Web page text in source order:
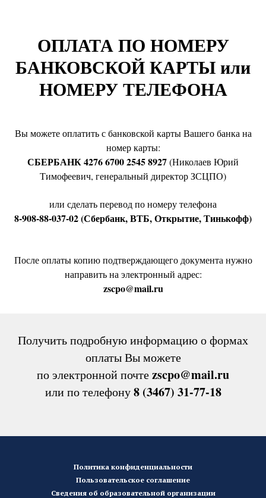
ОПЛАТА ПО НОМЕРУ
БАНКОВСКОЙ КАРТЫ или
НОМЕРУ ТЕЛЕФОНА
Вы можете оплатить с банковской карты Вашего банка на
номер карты:
СБЕРБАНК 4276 6700 2545 8927(Николаев Юрий
Тимофеевич, генеральный директор ЗСЦПО)
или сделать перевод по номеру телефона
8-908-88-037-02 (Сбербанк, ВТБ, Открытие, Тинькофф)
После оплаты копию подтверждающего документа нужно
направить на электронный адрес:
zscpo@mail.ru
Получить подробную информацию о формах
оплаты Вы можете
по электронной почтеzscpo@mail.ru
или по телефону8 (3467) 31-77-18
Политика конфиденциальности
Пользовательское соглашение
Сведения об образовательной организации